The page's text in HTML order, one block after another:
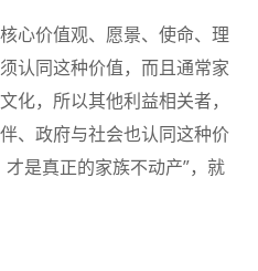
心价值观、愿景、使命、理
认同这种价值，而且通常家
化，所以其他利益相关者，
、政府与社会也认同这种价
是真正的家族不动产”，就